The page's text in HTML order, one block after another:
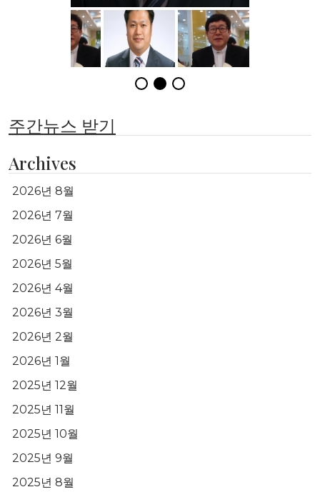
주간뉴스 받기
Archives
2026년 8월
2026년 7월
2026년 6월
2026년 5월
2026년 4월
2026년 3월
2026년 2월
2026년 1월
2025년 12월
2025년 11월
2025년 10월
2025년 9월
2025년 8월